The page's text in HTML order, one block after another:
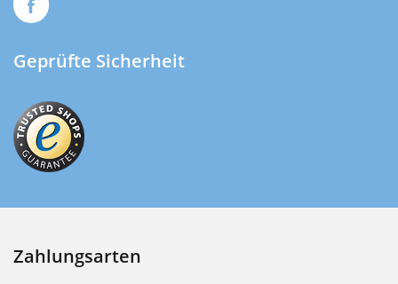
Geprüfte Sicherheit
Zahlungsarten